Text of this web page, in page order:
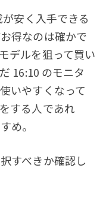
安く入手できる
得なのは確かで
デルを狙って買い
16:10 のモニタ
いやすくなって
する人であれ
め。
すべきか確認し